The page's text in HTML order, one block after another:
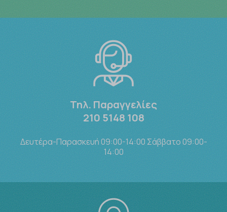
Τηλ. Παραγγελίες
210 5148 108
Δευτέρα-Παρασκευή 09:00-14:00 Σάββατο 09:00-
14:00